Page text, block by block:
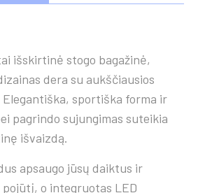
išskirtinė stogo bagažinė,
dera su aukščiausios
sportiška forma ir
pagrindo sujungimas suteikia
išvaizdą.
apsaugo jūsų daiktus ir
o integruotas LED